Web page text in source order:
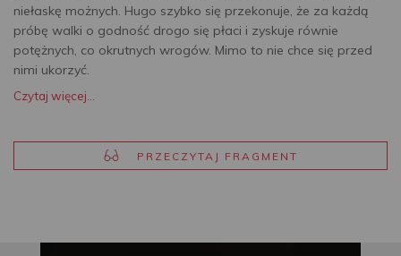
niełaskę możnych. Hugo szybko się przekonuje, że za każdą
próbę walki o godność drogo się płaci i zyskuje równie
potężnych, co okrutnych wrogów. Mimo to nie chce się przed
nimi ukorzyć.
Czytaj więcej...
PRZECZYTAJ FRAGMENT